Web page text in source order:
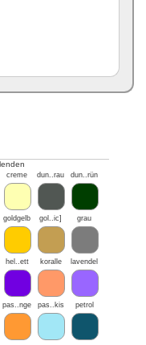
creme dun..rau dun..rün
goldgelb gol..ic] grau
hel..ett koralle lavendel
pas..nge pas..kis petrol